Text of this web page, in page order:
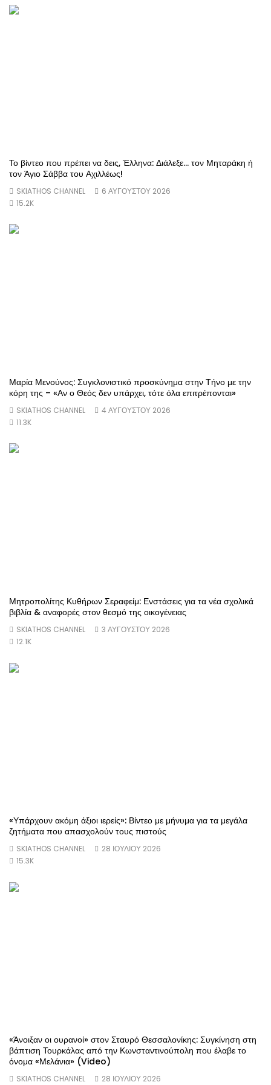
Το βίντεο που πρέπει να δεις, Έλληνα: Διάλεξε… τον Μηταράκη ή
τον Άγιο Σάββα του Αχιλλέως!
SKIATHOS CHANNEL
6 ΑΥΓΟΎΣΤΟΥ 2026
15.2K
Μαρία Μενούνος: Συγκλονιστικό προσκύνημα στην Τήνο με την
κόρη της – «Αν ο Θεός δεν υπάρχει, τότε όλα επιτρέπονται»
SKIATHOS CHANNEL
4 ΑΥΓΟΎΣΤΟΥ 2026
11.3K
Μητροπολίτης Κυθήρων Σεραφείμ: Ενστάσεις για τα νέα σχολικά
βιβλία & αναφορές στον θεσμό της οικογένειας
SKIATHOS CHANNEL
3 ΑΥΓΟΎΣΤΟΥ 2026
12.1K
«Υπάρχουν ακόμη άξιοι ιερείς»: Βίντεο με μήνυμα για τα μεγάλα
ζητήματα που απασχολούν τους πιστούς
SKIATHOS CHANNEL
28 ΙΟΥΛΊΟΥ 2026
15.3K
«Άνοιξαν οι ουρανοί» στον Σταυρό Θεσσαλονίκης: Συγκίνηση στη
βάπτιση Τουρκάλας από την Κωνσταντινούπολη που έλαβε το
όνομα «Μελάνια» (Video)
SKIATHOS CHANNEL
28 ΙΟΥΛΊΟΥ 2026